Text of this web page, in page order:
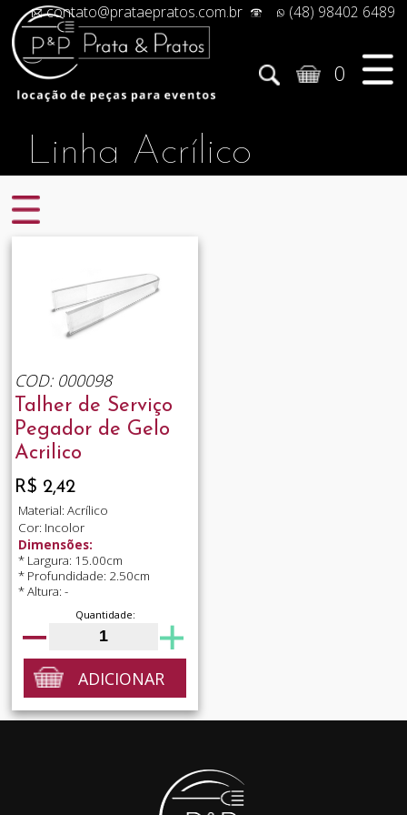
contato@prataepratos.com.br (48) 98402 6489
0
Linha Acrílico
COD: 000098
Talher de Serviço
Pegador de Gelo
Acrilico
R$ 2,42
Material: Acrílico
Cor: Incolor
Dimensões:
* Largura: 15.00cm
* Profundidade: 2.50cm
* Altura: -
Quantidade:
ADICIONAR